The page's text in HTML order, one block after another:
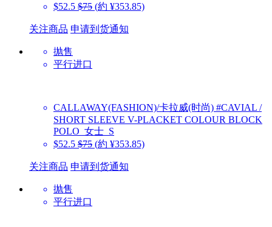
$52.5 $75 (約 ¥353.85)
关注商品 申请到货通知
抛售
平行进口
CALLAWAY(FASHION)/卡拉威(时尚) #CAVIAL /
SHORT SLEEVE V-PLACKET COLOUR BLOCK
POLO_女士_S
$52.5 $75 (約 ¥353.85)
关注商品 申请到货通知
抛售
平行进口